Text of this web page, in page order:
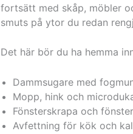
fortsätt med skåp, möbler
smuts på ytor du redan
Det här bör du ha hemma
Dammsugare med
Mopp, hink och
Fönsterskrapa och
Avfettning för kök och